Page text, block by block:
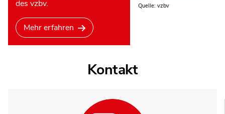
des vzbv.
Mehr erfahren
Quelle: vzbv
Kontakt